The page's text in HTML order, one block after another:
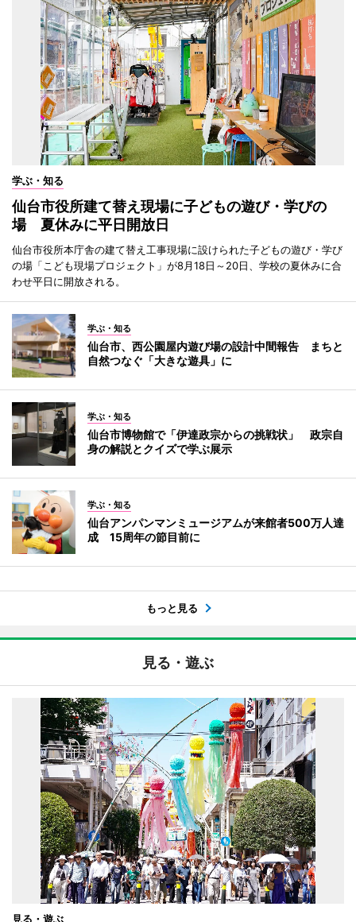
学ぶ・知る
仙台市役所建て替え現場に子どもの遊び・学びの
場 夏休みに平日開放日
仙台市役所本庁舎の建て替え工事現場に設けられた子どもの遊び・学び
の場「こども現場プロジェクト」が8月18日～20日、学校の夏休みに合
わせ平日に開放される。
学ぶ・知る
仙台市、西公園屋内遊び場の設計中間報告 まちと
自然つなぐ「大きな遊具」に
学ぶ・知る
仙台市博物館で「伊達政宗からの挑戦状」 政宗自
身の解説とクイズで学ぶ展示
学ぶ・知る
仙台アンパンマンミュージアムが来館者500万人達
成 15周年の節目前に
もっと見る
見る・遊ぶ
見る・遊ぶ